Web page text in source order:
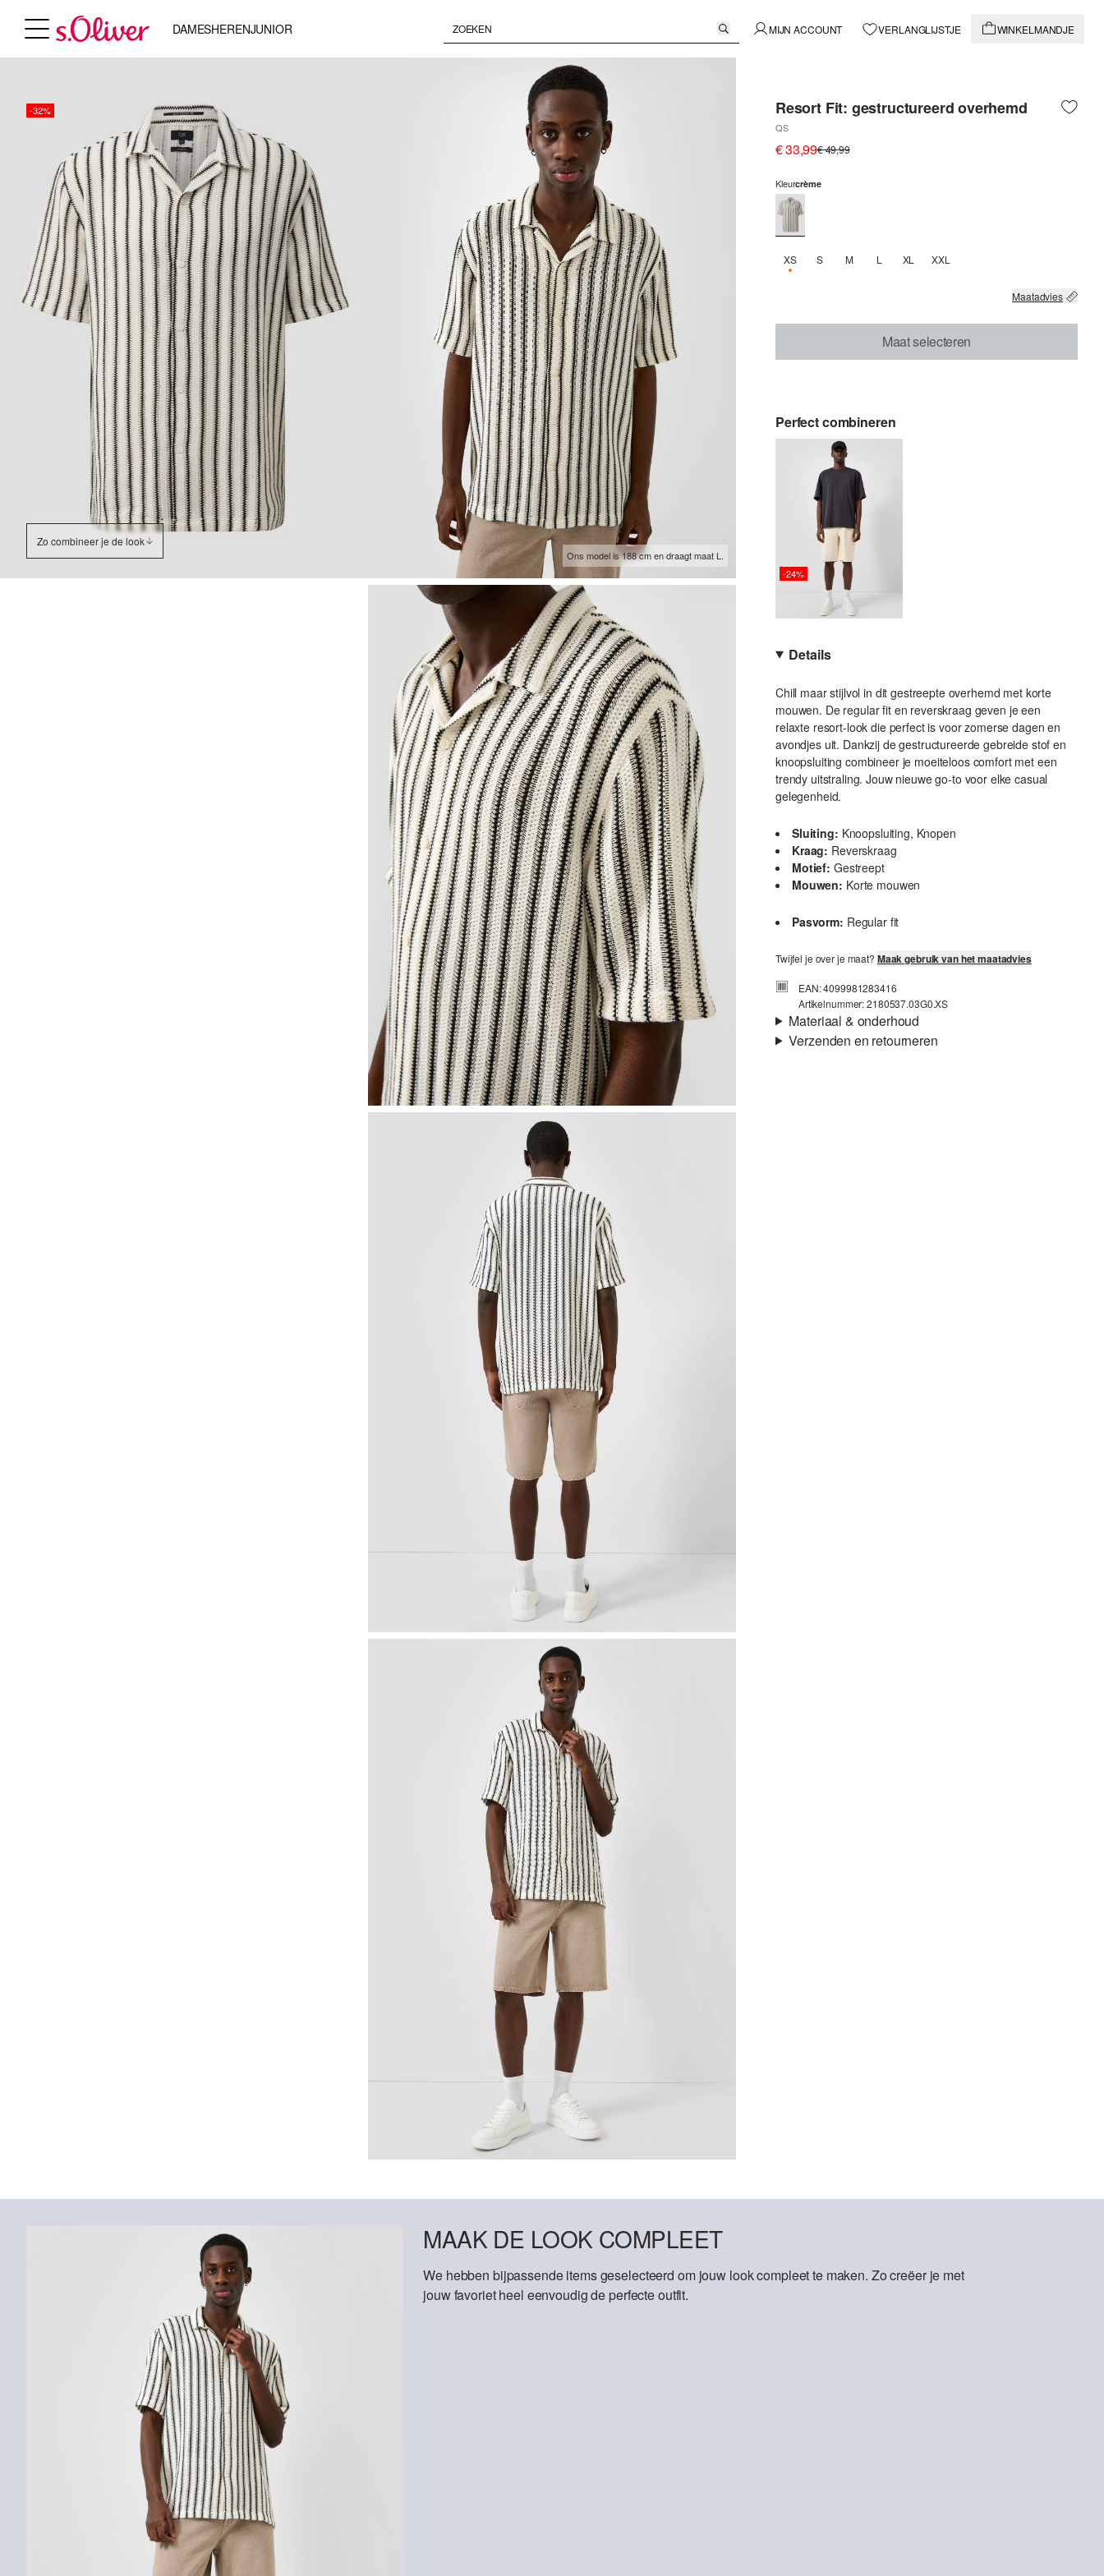
DAMESHERENJUNIOR MIJN ACCOUNT VERLANGLIJSTJE WINKELMANDJE
-32%
Zo combineer je de look
Ons model is 188 cm en draagt maat L.
Resort Fit: gestructureerd overhemd
QS
€ 33,99€ 49,99
Kleurcrème
XSNOG 3 BESCHIKBAAR
S M L XL XXL
Maatadvies
Maat selecteren
Perfect combineren
-24%
Details
Chill maar stijlvol in dit gestreepte overhemd met korte
mouwen. De regular fit en reverskraag geven je een
relaxte resort-look die perfect is voor zomerse dagen en
avondjes uit. Dankzij de gestructureerde gebreide stof en
knoopsluiting combineer je moeiteloos comfort met een
trendy uitstraling. Jouw nieuwe go-to voor elke casual
gelegenheid.
Sluiting: Knoopsluiting, Knopen
Kraag: Reverskraag
Motief: Gestreept
Mouwen: Korte mouwen
Pasvorm: Regular fit
Twijfel je over je maat? Maak gebruik van het maatadvies
EAN: 4099981283416
Artikelnummer: 2180537.03G0.XS
Materiaal & onderhoud
Verzenden en retourneren
MAAK DE LOOK COMPLEET
We hebben bijpassende items geselecteerd om jouw look compleet te maken. Zo creëer je met
jouw favoriet heel eenvoudig de perfecte outfit.